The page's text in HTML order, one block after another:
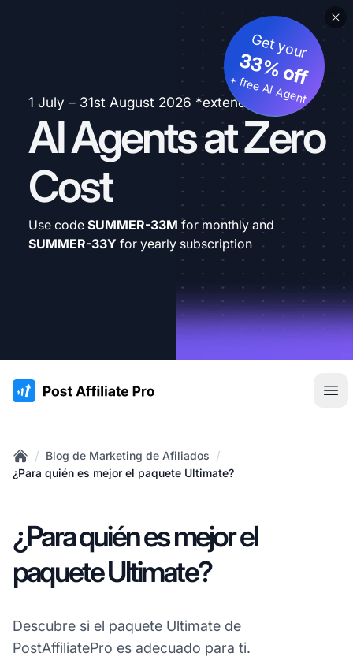
1 July – 31st August 2026 *extended
AI Agents at Zero
Cost
Get your
33% off
+ free AI Agent
Use code SUMMER-33M for monthly and
SUMMER-33Y for yearly subscription
:site.title
Home
/ Blog de Marketing de Afiliados /
¿Para quién es mejor el paquete Ultimate?
¿Para quién es mejor el
paquete Ultimate?
Descubre si el paquete Ultimate de
PostAffiliatePro es adecuado para ti.